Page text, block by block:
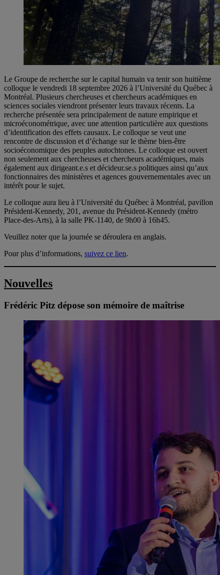
Le Groupe de recherche sur le capital humain va tenir son huitième
colloque le vendredi 18 septembre 2026 à l’Université du Québec à
Montréal. Plusieurs chercheuses et chercheurs académiques en
sciences sociales viendront présenter leurs travaux récents. La
recherche présentée sera principalement de nature empirique et
microéconométrique, avec une attention particulière aux questions
d’identification des effets causaux. Le colloque se veut une
rencontre de discussion et d’échange sur le thème bien-être
socioéconomique des peuples autochtones. Le colloque est ouvert
non seulement aux chercheuses et chercheurs académiques, mais
également aux dirigeant.e.s et décideur.se.s politiques ainsi qu’aux
fonctionnaires des ministères et agences gouvernementales avec un
intérêt pour le sujet.
Le colloque aura lieu à l’Université du Québec à Montréal, pavillon
Président-Kennedy, 201, avenue du Président-Kennedy (métro
Place-des-Arts), à la salle PK-1140, de 9h00 à 16h45.
Veuillez noter que la journée se déroulera en anglais.
Pour plus d’informations, suivez ce lien.
Nouvelles
Frédéric Pitz dépose son mémoire de maîtrise